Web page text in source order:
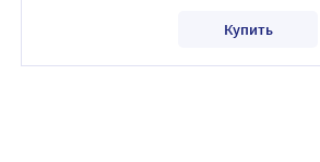
Купить